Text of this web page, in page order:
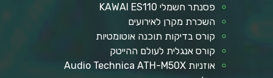
פסנתר חשמלי KAWAI ES110
השכרת מקרן לאירועים
קורס בדיקות תוכנה אוטומטיות
קורס אנגלית לעולם ההייטק
אוזניות Audio Technica ATH-M50X